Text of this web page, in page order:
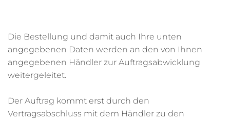
Die Bestellung und damit auch Ihre unten
angegebenen Daten werden an den von Ihnen
angegebenen Händler zur Auftragsabwicklung
weitergeleitet.
Der Auftrag kommt erst durch den
Vertragsabschluss mit dem Händler zu den